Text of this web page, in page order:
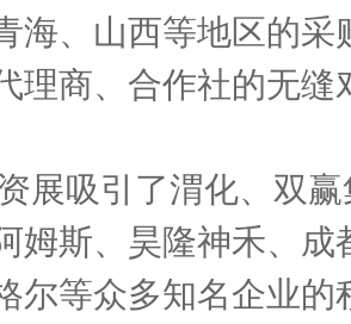
海、山西等地区的
理商、合作社的无缝
展吸引了渭化、双
姆斯、昊隆神禾、
尔等众多知名企业